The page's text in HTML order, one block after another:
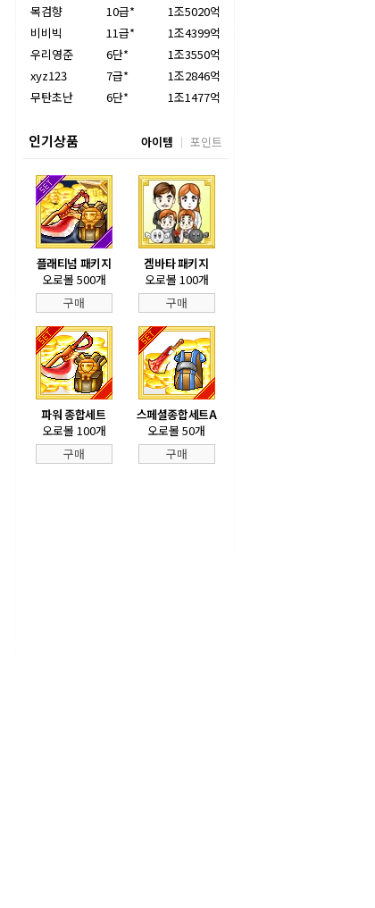
목검향
10급*
1조5020억
비비빅
11급*
1조4399억
우리영준
6단*
1조3550억
xyz123
7급*
1조2846억
무탄초난
6단* 1조1477억
인기상품 아이템 포인트
플래티넘 패키지
오로볼 500개
구매
겜바타 패키지
오로볼 100개
구매
파워 종합세트
오로볼 100개
구매
스페셜종합세트A
오로볼 50개
구매